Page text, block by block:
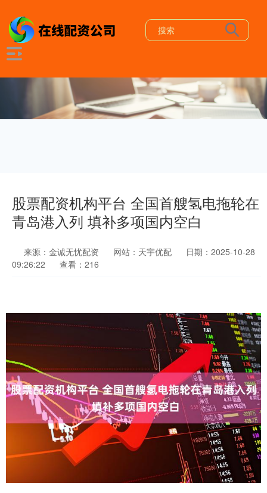
股票配资机构平台 全国首艘氢电拖轮在
青岛港入列 填补多项国内空白
来源：金诚无忧配资 网站：天宇优配
日期：2025-10-28
09:26:22
查看：216